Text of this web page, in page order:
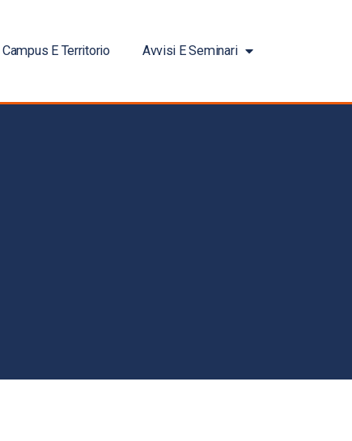
Campus E Territorio Avvisi E Seminari